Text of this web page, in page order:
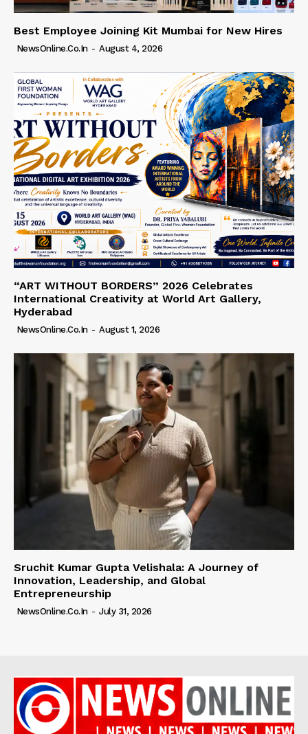
Best Employee Joining Kit Mumbai for New Hires
NewsOnline.co.in - August 4, 2026
“ART WITHOUT BORDERS” 2026 Celebrates
International Creativity at World Art Gallery,
Hyderabad
NewsOnline.co.in - August 1, 2026
Sruchit Kumar Gupta Velishala: A Journey of
Innovation, Leadership, and Global
Entrepreneurship
NewsOnline.co.in - July 31, 2026